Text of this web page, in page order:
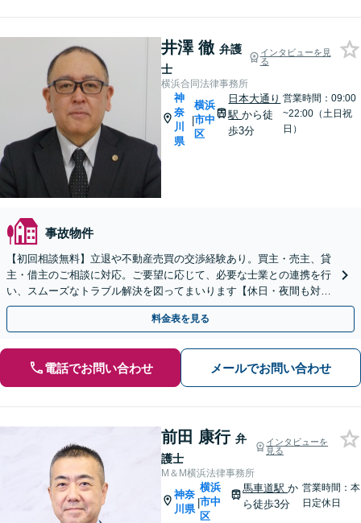
井澤 徹 弁護
士
インタビューを見
る
横浜合同法律事務所
神
奈
川
県
|
横浜
市中
区
日本大通り
駅から徒
歩3分
営業時間：09:00
~22:00（土日祝
日）
事故物件
【初回相談無料】立退や不動産売買の交渉経験あり。買主・売主、貸
主・借主のご相談に対応。ご要望に応じて、必要な士業との連携を行
い、スムーズなトラブル解決を図ってまいります【休日・夜間も対
応】【顧問契約可】【日本大通り駅3分】
料金表を見る
電話でお問い合わせ メールでお問い合わせ
前田 康行 弁
護士
インタビューを
見る
M＆M横浜法律事務所
神奈
川県
|
横浜
市中
区
馬車道駅か
ら徒歩3分
営業時間：本
日定休日